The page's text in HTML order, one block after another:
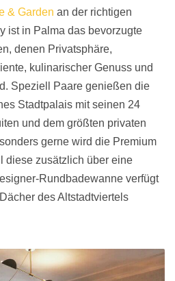
& Garden an der richtigen
ist in Palma das bevorzugte
denen Privatsphäre,
kulinarischer Genuss und
Speziell Paare genießen die
Stadtpalais mit seinen 24
und dem größten privaten
gerne wird die Premium
diese zusätzlich über eine
Rundbadewanne verfügt
des Altstadtviertels